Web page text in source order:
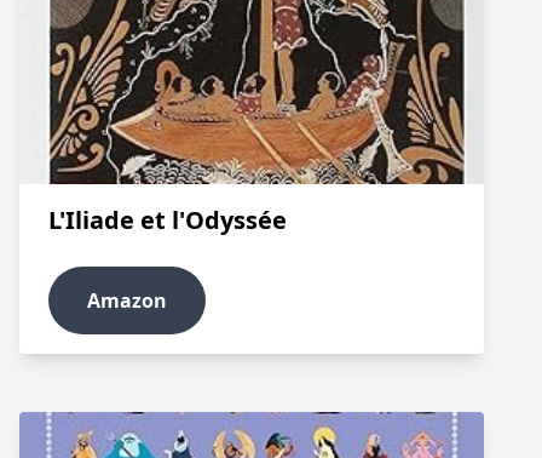
L'Iliade et l'Odyssée
Amazon